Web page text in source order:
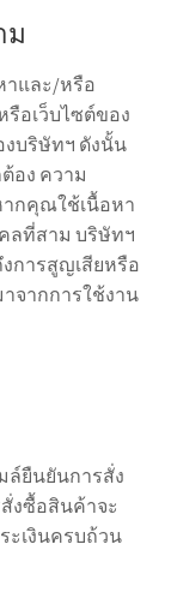
ม
าและ/หรือ
อเว็บไซต์ของ
บริษัทฯ ดังนั้น
อง ความ
กคุณใช้เนื้อหา
ลที่สาม บริษัทฯ
การสูญเสียหรือ
จากการใช้งาน
ล์ยืนยันการสั่ง
งซื้อสินค้าจะ
ะเงินครบถ้วน